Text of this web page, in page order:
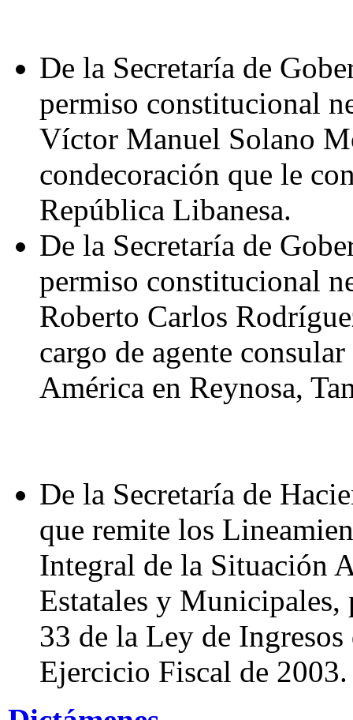
De la Secretaría de
permiso constitucional
Víctor Manuel Solano
condecoración que le
República Libanesa.
De la Secretaría de
permiso constitucional
Roberto Carlos
cargo de agente
América en Reynosa,
De la Secretaría de
que remite los
Integral de la Situación
Estatales y
33 de la Ley de
Ejercicio Fiscal de 2003.